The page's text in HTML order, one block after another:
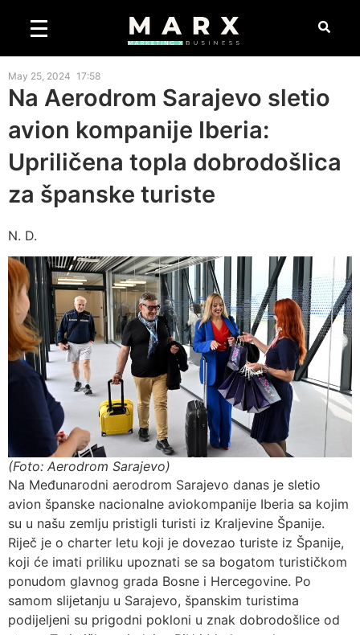
May 25, 2024 17:58
Na Aerodrom Sarajevo sletio
avion kompanije Iberia:
Upriličena topla dobrodošlica
za španske turiste
N. D.
(Foto: Aerodrom Sarajevo)
Na Međunarodni aerodrom Sarajevo danas je sletio
avion španske nacionalne aviokompanije Iberia sa kojim
su u našu zemlju pristigli turisti iz Kraljevine Španije.
Riječ je o charter letu koji je dovezao turiste iz Španije,
koji će imati priliku upoznati se sa bogatom turističkom
ponudom glavnog grada Bosne i Hercegovine. Po
samom slijetanju u Sarajevo, španskim turistima
podijeljeni su prigodni pokloni u znak dobrodošlice od